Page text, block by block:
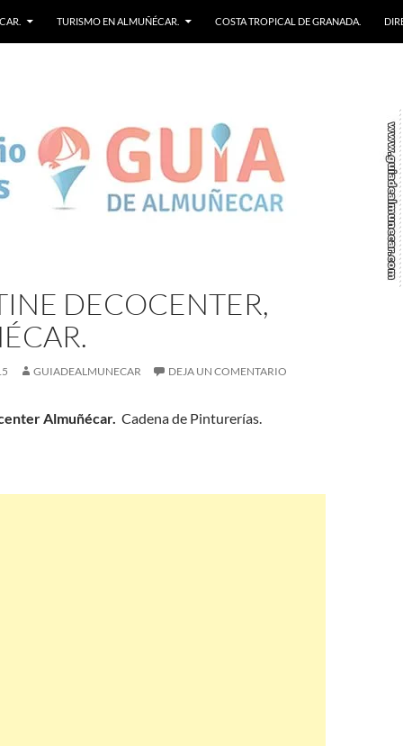
TURISMO EN ALMUÑÉCAR. COSTA TROPICAL DE GRANADA.
DECOCENTER,
GUIADEALMUNECAR DEJA UN COMENTARIO
Almuñécar. Cadena de Pinturerías.